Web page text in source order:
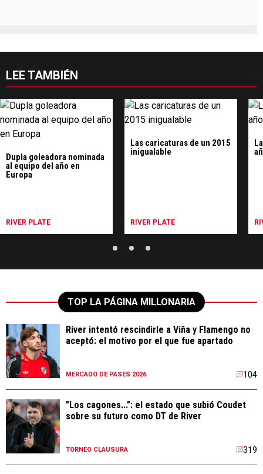
LEE TAMBIÉN
Dupla goleadora nominada
al equipo del año en
Europa
RIVER PLATE
Las caricaturas de un 2015
inigualable
RIVER PLATE
TOP LA PÁGINA MILLONARIA
River intentó rescindirle a Viña y Flamengo no
aceptó: el motivo por el que fue apartado
MERCADO DE PASES 2026 104
"Los cagones...": el estado que subió Coudet
sobre su futuro como DT de River
TORNEO CLAUSURA 319